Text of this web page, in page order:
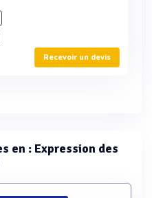
Recevoir un devis
en : Expression des